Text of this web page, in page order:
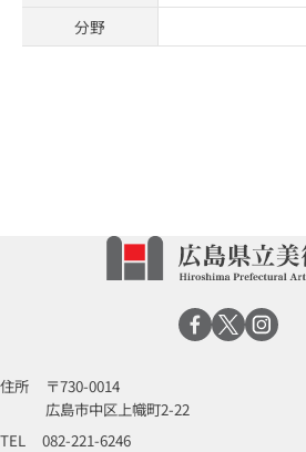
分野
住所
〒730-0014
広島市中区上幟町2-22
TEL
082-221-6246